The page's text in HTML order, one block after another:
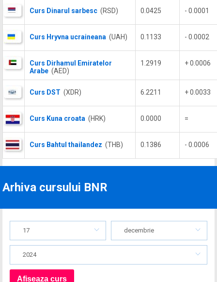
Curs Dinarul sarbesc (RSD) 0.0425 - 0.0001
Curs Hryvna ucraineana (UAH) 0.1133 - 0.0002
Curs Dirhamul Emiratelor
Arabe (AED)
1.2919 + 0.0006
Curs DST (XDR) 6.2211 + 0.0033
Curs Kuna croata (HRK) 0.0000 =
Curs Bahtul thailandez (THB) 0.1386 - 0.0006
Arhiva cursului BNR
17 decembrie
2024